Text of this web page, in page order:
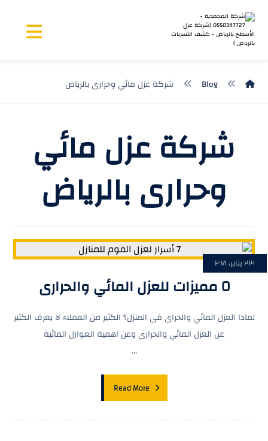
Blog شركة عزل مائي وحرارى بالرياض
شركة عزل مائي
وحرارى بالرياض
٥ مميزات للعزل المائي والحرارى
٢٣ يناير، ٢٠١٨
لماذا العزل المائي والحراى فى المنزل؟ الكثير من العملاء لا يعرف الكثير
عن العزل المائي والحرارى وعن اهمية العوازل المائية
...
Read More